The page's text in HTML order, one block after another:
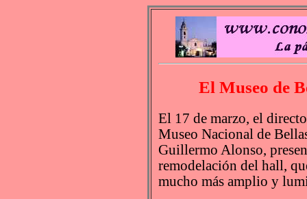
El Museo de
El 17 de marzo, el
Museo Nacional de
Guillermo Alonso,
remodelación del hall,
mucho más amplio y